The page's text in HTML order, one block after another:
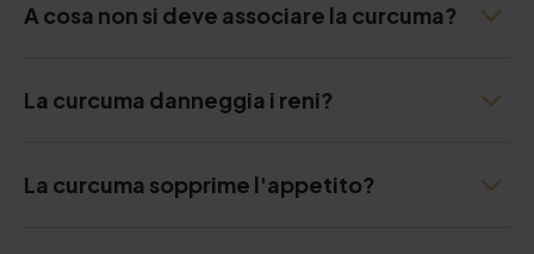
A cosa non si deve associare la curcuma?
La curcuma danneggia i reni?
La curcuma sopprime l'appetito?